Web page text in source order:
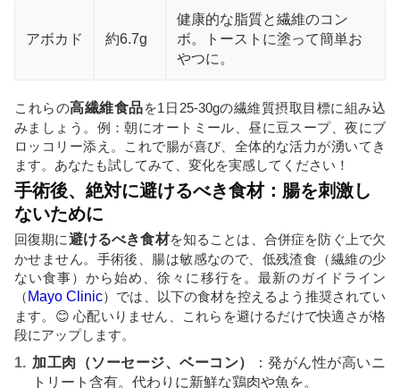
アボカド 約6.7g
健康的な脂質と繊維のコン
ボ。トーストに塗って簡単お
やつに。
これらの高繊維食品を1日25-30gの繊維質摂取目標に組み込
みましょう。例：朝にオートミール、昼に豆スープ、夜にブ
ロッコリー添え。これで腸が喜び、全体的な活力が湧いてき
ます。あなたも試してみて、変化を実感してください！
手術後、絶対に避けるべき食材：腸を刺激し
ないために
回復期に避けるべき食材を知ることは、合併症を防ぐ上で欠
かせません。手術後、腸は敏感なので、低残渣食（繊維の少
ない食事）から始め、徐々に移行を。最新のガイドライン
（ Mayo Clinic）では、以下の食材を控えるよう推奨されてい
ます。😊 心配いりません、これらを避けるだけで快適さが格
段にアップします。
加工肉（ソーセージ、ベーコン）
：発がん性が高いニ
トリート含有。代わりに新鮮な鶏肉や魚を。